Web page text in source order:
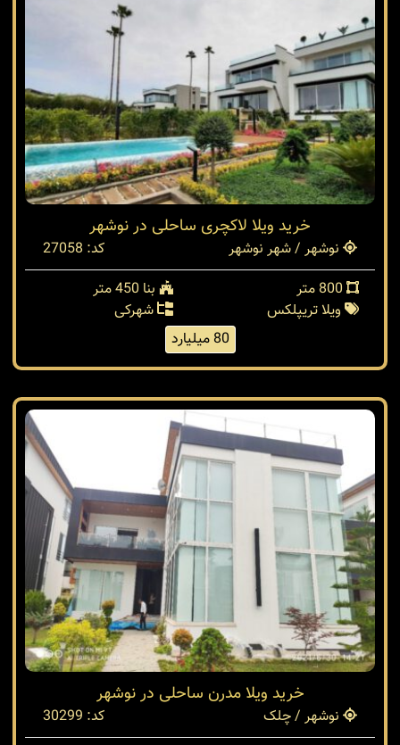
خرید ویلا لاکچری ساحلی در نوشهر
نوشهر / شهر نوشهر
کد: 27058
بنا 450 متر
ویلا تریپلکس
شهرکی
80 میلیارد
خرید ویلا مدرن ساحلی در نوشهر
نوشهر / چلک
کد: 30299